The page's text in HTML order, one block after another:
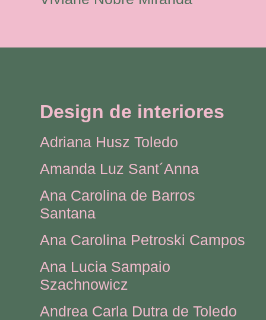
Design de interiores
Adriana Husz Toledo
Amanda Luz Sant´Anna
Ana Carolina de Barros
Santana
Ana Carolina Petroski Campos
Ana Lucia Sampaio
Szachnowicz
Andrea Carla Dutra de Toledo